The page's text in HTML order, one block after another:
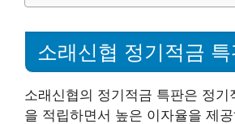
소래신협 정기적금
소래신협의 정기적금 특판은 정기
을 적립하면서 높은 이자율을 제